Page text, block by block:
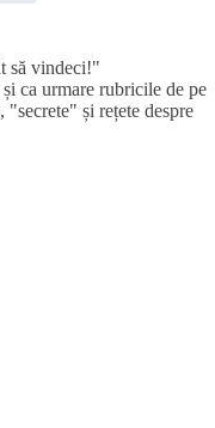
să vindeci!"
ca urmare rubricile de pe
și rețete despre